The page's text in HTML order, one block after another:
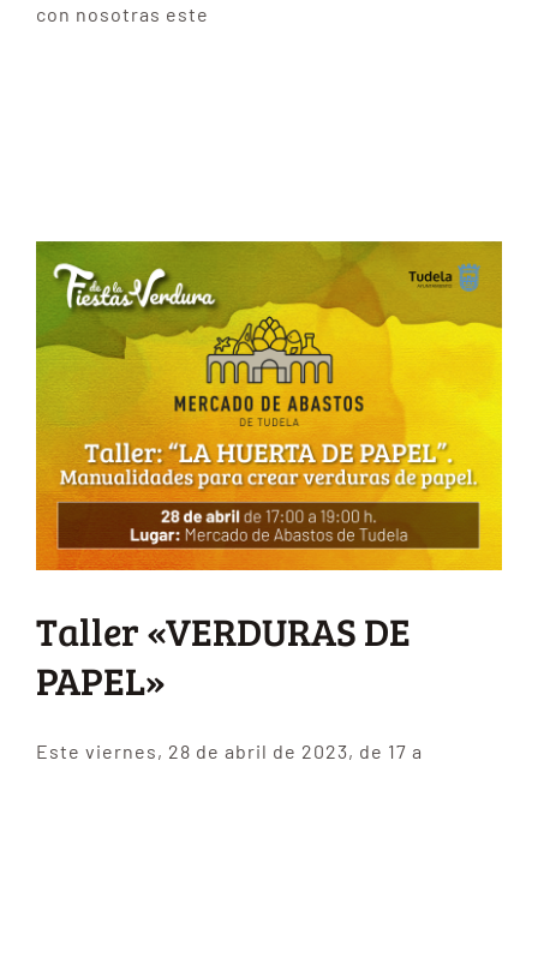
con nosotras este
Taller «VERDURAS DE
PAPEL»
Este viernes, 28 de abril de 2023, de 17 a